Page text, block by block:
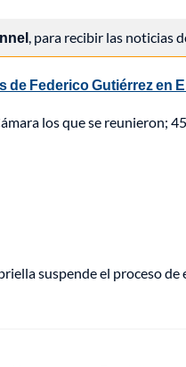
, para recibir las noticias
de Federico Gutiérrez en
los que se reunieron;
suspende el proceso